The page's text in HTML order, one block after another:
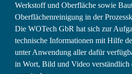
Werkstoff und Oberfläche sowie
Oberflächenreinigung in der
Die WOTech GbR hat sich zur
technische Informationen mit Hilfe
unter Anwendung aller dafür
in Wort, Bild und Video verständlich